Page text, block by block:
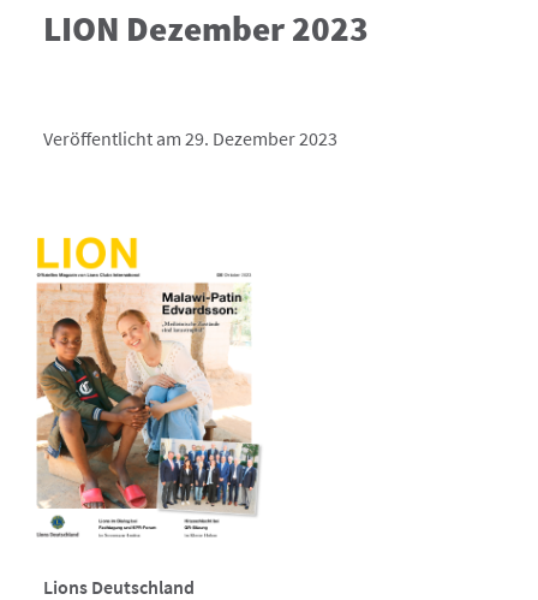
LION Dezember 2023
Veröffentlicht am 29. Dezember 2023
Lions Deutschland